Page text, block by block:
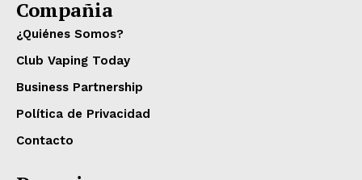
Compañia
¿Quiénes Somos?
Club Vaping Today
Business Partnership
Política de Privacidad
Contacto